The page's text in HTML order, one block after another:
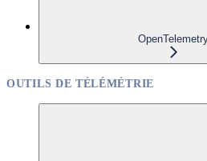
OUTILS DE TÉLÉMÉTRIE